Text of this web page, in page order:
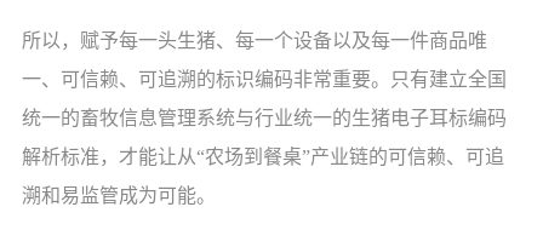
所以，赋予每一头生猪、每一个设备以及每一件商品唯
一、可信赖、可追溯的标识编码非常重要。只有建立全国
统一的畜牧信息管理系统与行业统一的生猪电子耳标编码
解析标准，才能让从“农场到餐桌”产业链的可信赖、可追
溯和易监管成为可能。